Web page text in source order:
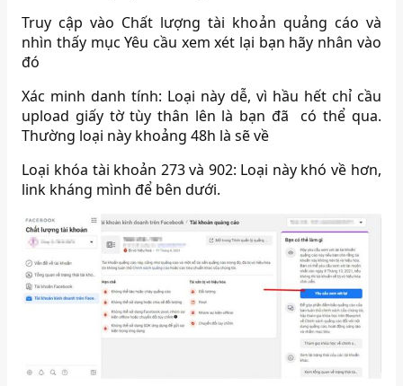
Truy cập vào Chất lượng tài khoản quảng cáo và
nhìn thấy mục Yêu cầu xem xét lại bạn hãy nhân vào
đó
Xác minh danh tính: Loại này dễ, vì hầu hết chỉ cầu
upload giấy tờ tùy thân lên là bạn đã có thể qua.
Thường loại này khoảng 48h là sẽ về
Loại khóa tài khoản 273 và 902: Loại này khó về hơn,
link kháng mình để bên dưới.